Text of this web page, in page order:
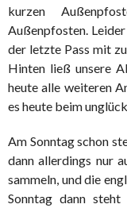
kurzen
Außenpfosten.
der letzte Pass mit
Hinten ließ unsere
heute alle weiteren
es heute beim
Am Sonntag schon
dann allerdings nur
sammeln, und die
Sonntag dann